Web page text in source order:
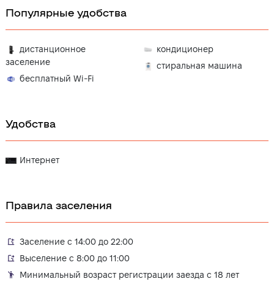
Популярные удобства
дистанционное
заселение
бесплатный Wi-Fi
кондиционер
стиральная машина
Удобства
Интернет
Правила заселения
Заселение с 14:00 до 22:00
Выселение с 8:00 до 11:00
Минимальный возраст регистрации заезда с 18 лет